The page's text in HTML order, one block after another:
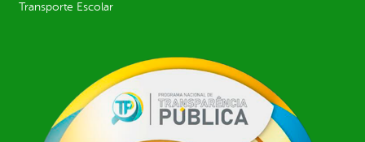
Transporte Escolar